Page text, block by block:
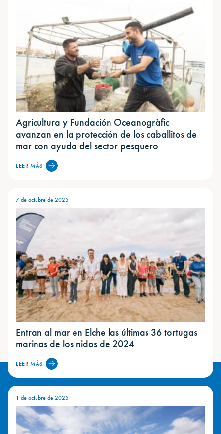
Agricultura y Fundación Oceanogràfic
avanzan en la protección de los caballitos de
mar con ayuda del sector pesquero
LEER MÁS
7 de octubre de 2025
Entran al mar en Elche las últimas 36 tortugas
marinas de los nidos de 2024
LEER MÁS
1 de octubre de 2025